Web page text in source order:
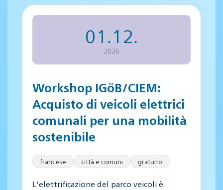
01.12.
2026
Workshop IGöB/CIEM:
Acquisto di veicoli elettrici
comunali per una mobilità
sostenibile
francese città e comuni gratuito
L'elettrificazione del parco veicoli è